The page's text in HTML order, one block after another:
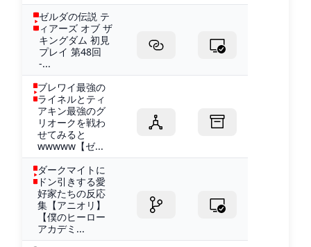
ゼルダの伝説 テ
ィアーズ オブ ザ
キングダム 初見
プレイ 第48回
-...
ブレワイ最強の
ライネルとティ
アキン最強のグ
リオークを戦わ
せてみると
wwwww【ゼ...
ダークマイトに
ドン引きする愛
好家たちの反応
集【アニオリ】
【僕のヒーロー
アカデミ...